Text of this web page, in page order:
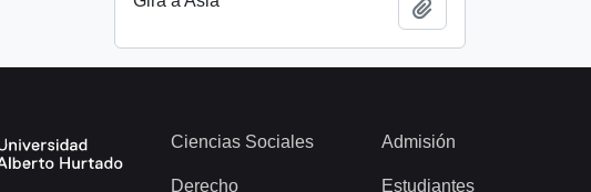
Ciencias Sociales
Derecho
Admisión
Estudiantes